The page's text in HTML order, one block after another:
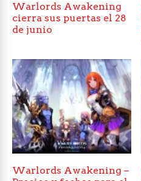
Warlords Awakening
cierra sus puertas el 28
de junio
Warlords Awakening –